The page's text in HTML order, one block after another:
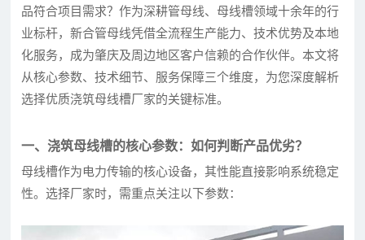
品符合项目需求？作为深耕管母线、母线槽领域十余年的行
业标杆，新合管母线凭借全流程生产能力、技术优势及本地
化服务，成为肇庆及周边地区客户信赖的合作伙伴。本文将
从核心参数、技术细节、服务保障三个维度，为您深度解析
选择优质浇筑母线槽厂家的关键标准。
一、浇筑母线槽的核心参数：如何判断产品优劣？
母线槽作为电力传输的核心设备，其性能直接影响系统稳定
性。选择厂家时，需重点关注以下参数：